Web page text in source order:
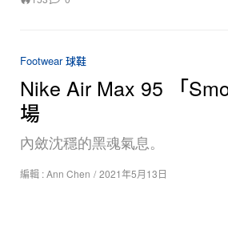
Footwear 球鞋
Nike Air Max 95 「
場
內斂沈穩的黑魂氣息。
編輯 :Ann Chen / 2021年5月13日